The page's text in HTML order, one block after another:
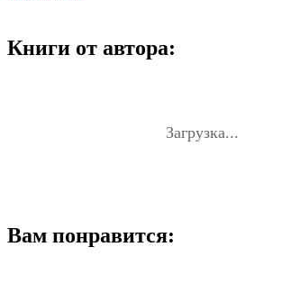
Книги от автора:
Загрузка...
Вам понравится: